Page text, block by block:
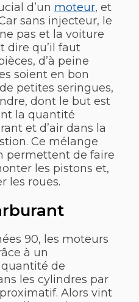
d’un moteur, et
sans injecteur, le
pas et la voiture
dire qu’il faut
d’à peine
soient en bon
petites seringues,
dont le but est
la quantité
et d’air dans la
Ce mélange
permettent de faire
les pistons et,
les roues.
90, les moteurs
à un
de
les cylindres par
Alors vint